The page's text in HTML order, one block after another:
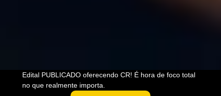
Edital PUBLICADO oferecendo CR! É hora de foco total
no que realmente importa.